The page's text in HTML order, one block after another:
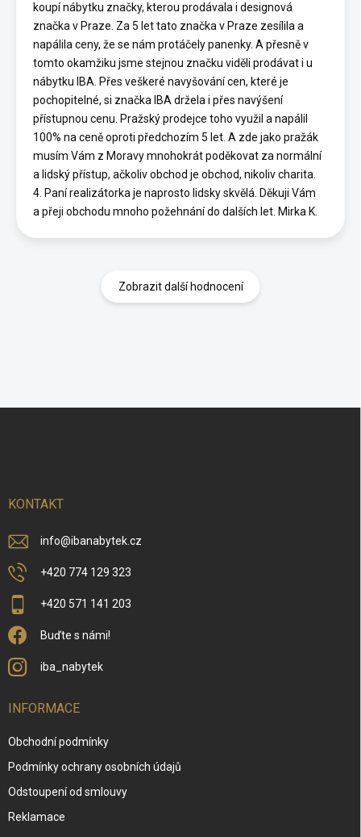
koupí nábytku značky, kterou prodávala i designová
značka v Praze. Za 5 let tato značka v Praze zesílila a
napálila ceny, že se nám protáčely panenky. A přesně v
tomto okamžiku jsme stejnou značku viděli prodávat i u
nábytku IBA. Přes veškeré navyšování cen, které je
pochopitelné, si značka IBA držela i přes navýšení
přístupnou cenu. Pražský prodejce toho využil a napálil
100% na ceně oproti předchozím 5 let. A zde jako pražák
musím Vám z Moravy mnohokrát poděkovat za normální
a lidský přístup, ačkoliv obchod je obchod, nikoliv charita.
4. Paní realizátorka je naprosto lidsky skvělá. Děkuji Vám
a přeji obchodu mnoho požehnání do dalších let. Mirka K.
Zobrazit další hodnocení
KONTAKT
info@ibanabytek.cz
+420 774 129 323
+420 571 141 203
Buďte s námi!
iba_nabytek
INFORMACE
Obchodní podmínky
Podmínky ochrany osobních údajů
Odstoupení od smlouvy
Reklamace